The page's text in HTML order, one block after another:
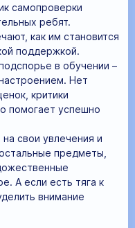
самопроверки
ребят.
как им становится
поддержкой.
в обучении –
Нет
критики
помогает успешно
свои увлечения и
предметы,
А если есть тяга к
внимание